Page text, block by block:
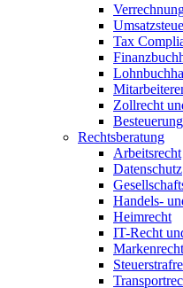
Tax
Zollrecht
Rechtsberatung
Arbeitsrecht
Datenschutz
Handels-
Heimrecht
IT-Recht
Markenrecht